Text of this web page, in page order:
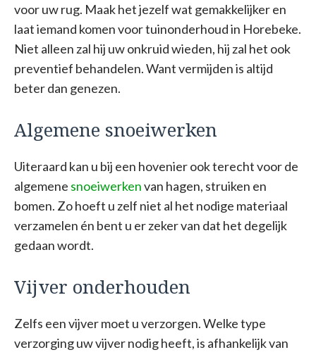
voor uw rug. Maak het jezelf wat gemakkelijker en
laat iemand komen voor tuinonderhoud in Horebeke.
Niet alleen zal hij uw onkruid wieden, hij zal het ook
preventief behandelen. Want vermijden is altijd
beter dan genezen.
Algemene snoeiwerken
Uiteraard kan u bij een hovenier ook terecht voor de
algemene snoeiwerkenvan hagen, struiken en
bomen. Zo hoeft u zelf niet al het nodige materiaal
verzamelen én bent u er zeker van dat het degelijk
gedaan wordt.
Vijver onderhouden
Zelfs een vijver moet u verzorgen. Welke type
verzorging uw vijver nodig heeft, is afhankelijk van